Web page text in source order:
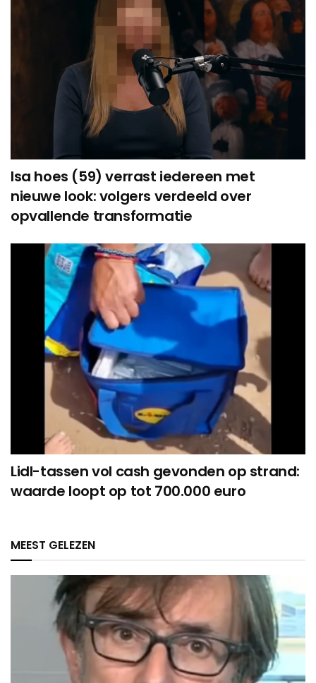
Isa hoes (59) verrast iedereen met
nieuwe look: volgers verdeeld over
opvallende transformatie
Lidl-tassen vol cash gevonden op strand:
waarde loopt op tot 700.000 euro
MEEST GELEZEN